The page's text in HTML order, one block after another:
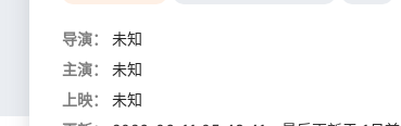
导演：
未知
主演：
未知
上映：
未知